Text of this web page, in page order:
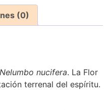
(0)
Nelumbo nucifera. La Flor
terrenal del espíritu.